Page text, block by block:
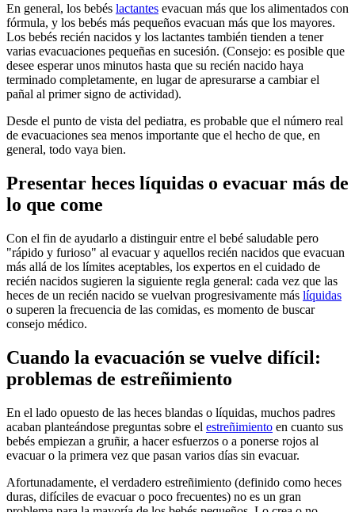
En general, los bebés lactantes evacuan más que los alimentados con
fórmula, y los bebés más pequeños evacuan más que los mayores.
Los bebés recién nacidos y los lactantes también tienden a tener
varias evacuaciones pequeñas en sucesión. (Consejo: es posible que
desee esperar unos minutos hasta que su recién nacido haya
terminado completamente, en lugar de apresurarse a cambiar el
pañal al primer signo de actividad).
Desde el punto de vista del pediatra, es probable que el número real
de evacuaciones sea menos importante que el hecho de que, en
general, todo vaya bien.
Presentar heces líquidas o evacuar más de
lo que come
Con el fin de ayudarlo a distinguir entre el bebé saludable pero
"rápido y furioso" al evacuar y aquellos recién nacidos que evacuan
más allá de los límites aceptables, los expertos en el cuidado de
recién nacidos sugieren la siguiente regla general: cada vez que las
heces de un recién nacido se vuelvan progresivamente más líquidas
o superen la frecuencia de las comidas, es momento de buscar
consejo médico.
Cuando la evacuación se vuelve difícil:
problemas de estreñimiento
En el lado opuesto de las heces blandas o líquidas, muchos padres
acaban planteándose preguntas sobre el estreñimiento en cuanto sus
bebés empiezan a gruñir, a hacer esfuerzos o a ponerse rojos al
evacuar o la primera vez que pasan varios días sin evacuar.
Afortunadamente, el verdadero estreñimiento (definido como heces
duras, difíciles de evacuar o poco frecuentes) no es un gran